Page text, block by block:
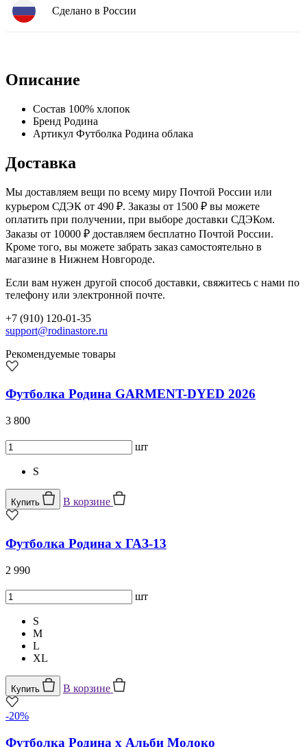
Сделано в России
Описание
Состав 100% хлопок
Бренд Родина
Артикул Футболка Родина облака
Доставка
Мы доставляем вещи по всему миру Почтой России или
курьером СДЭК от 490 ₽. Заказы от 1500 ₽ вы можете
оплатить при получении, при выборе доставки СДЭКом.
Заказы от 10000 ₽ доставляем бесплатно Почтой России.
Кроме того, вы можете забрать заказ самостоятельно в
магазине в Нижнем Новгороде.
Если вам нужен другой способ доставки, свяжитесь с нами по
телефону или электронной почте.
+7 (910) 120-01-35
support@rodinastore.ru
Рекомендуемые товары
Футболка Родина GARMENT-DYED 2026
3 800
шт
S
Купить В корзине
Футболка Родина x ГАЗ-13
2 990
шт
S
M
L
XL
Купить В корзине
-20%
Футболка Родина х Альби Молоко